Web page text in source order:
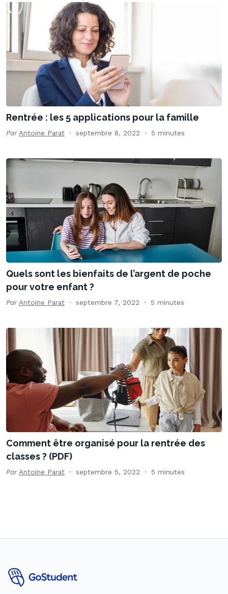
Rentrée : les 5 applications pour la famille
Par Antoine Parat septembre 8, 2022 5 minutes
Quels sont les bienfaits de l’argent de poche
pour votre enfant ?
Par Antoine Parat septembre 7, 2022 5 minutes
Comment être organisé pour la rentrée des
classes ? (PDF)
Par Antoine Parat septembre 5, 2022 5 minutes